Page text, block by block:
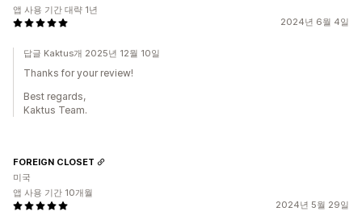
2024년 6월 4일
앱 사용 기간 대략 1년
답글 Kaktus개 2025년 12월 10일
Thanks for your review!
Best regards,
Kaktus Team.
2024년 5월 29일
FOREIGN CLOSET
미국
앱 사용 기간 10개월